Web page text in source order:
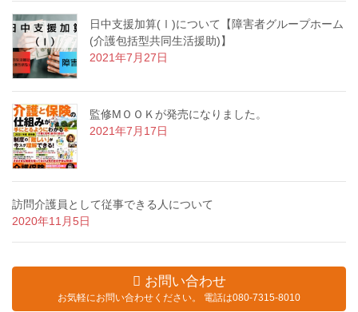
日中支援加算(Ⅰ)について【障害者グループホーム
(介護包括型共同生活援助)】
2021年7月27日
監修МＯＯＫが発売になりました。
2021年7月17日
訪問介護員として従事できる人について
2020年11月5日
お問い合わせ
お気軽にお問い合わせください。 電話は080-7315-8010